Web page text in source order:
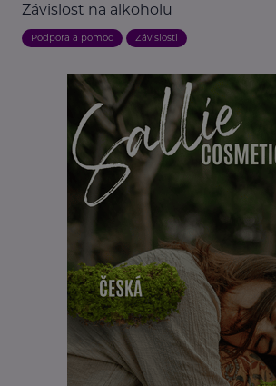
Závislost na alkoholu
Podpora a pomoc Závislosti